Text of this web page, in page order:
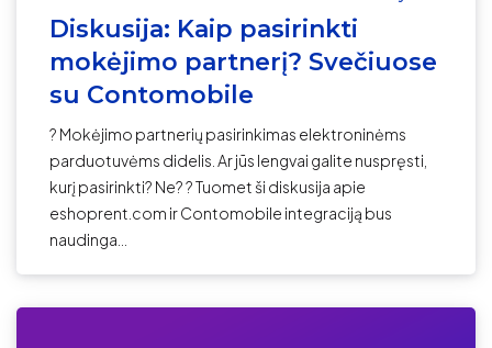
Diskusija: Kaip pasirinkti
mokėjimo partnerį? Svečiuose
su Contomobile
? Mokėjimo partnerių pasirinkimas elektroninėms
parduotuvėms didelis. Ar jūs lengvai galite nuspręsti,
kurį pasirinkti? Ne? ? Tuomet ši diskusija apie
eshoprent.com ir Contomobile integraciją bus
naudinga...